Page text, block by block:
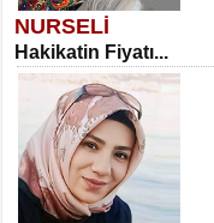
NURSELİ
Hakikatin Fiyatı...